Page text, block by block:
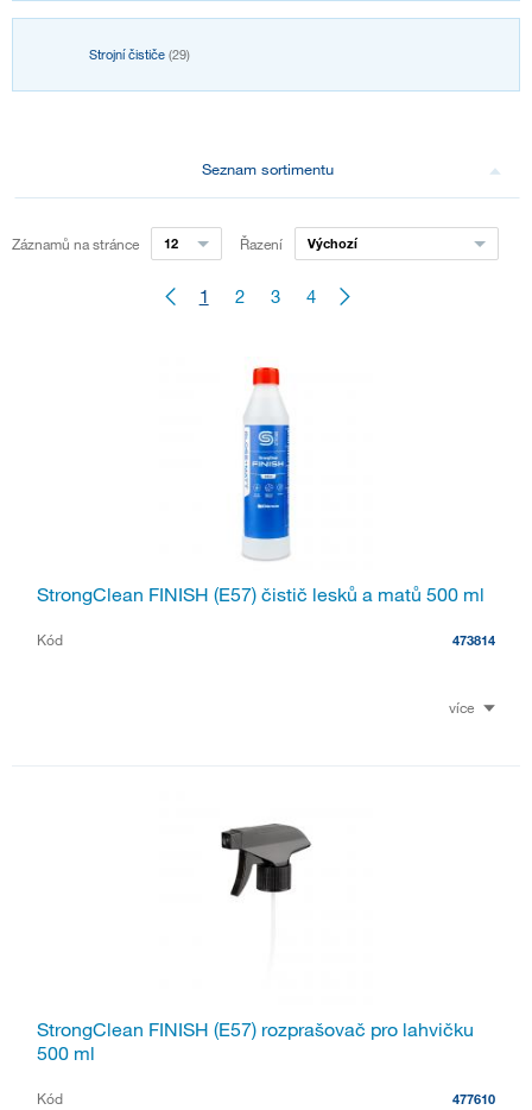
Strojní čističe (29)
Seznam sortimentu
Záznamů na stránce 12 Řazení Výchozí
1 2 3 4
StrongClean FINISH (E57) čistič lesků a matů 500 ml
Kód 473814
více
StrongClean FINISH (E57) rozprašovač pro lahvičku
500 ml
Kód 477610